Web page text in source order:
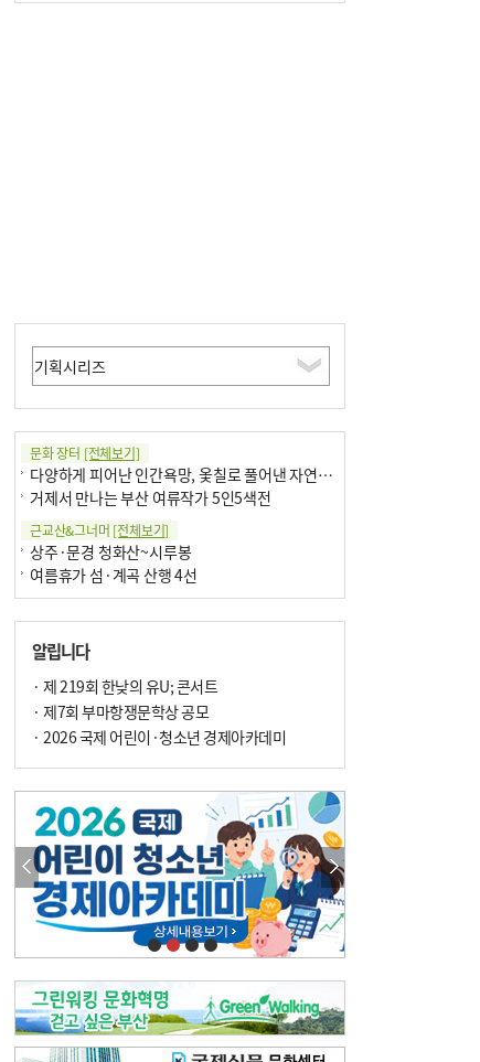
문화 장터 [전체보기]
다양하게 피어난 인간욕망, 옻칠로 풀어낸 자연의 이치
거제서 만나는 부산 여류작가 5인5색전
근교산&그너머 [전체보기]
상주·문경 청화산~시루봉
여름휴가 섬·계곡 산행 4선
알립니다
· 제 219회 한낮의 유U; 콘서트
· 제7회 부마항쟁문학상 공모
· 2026 국제 어린이·청소년 경제아카데미